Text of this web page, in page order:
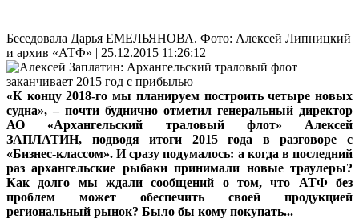
Беседовала Дарья ЕМЕЛЬЯНОВА. Фото: Алексей Липницкий
и архив «АТФ» | 25.12.2015 11:26:12
«К концу 2018-го мы планируем построить четыре новых
судна», – почти буднично отметил генеральный директор
АО «Архангельский траловый флот» Алексей
ЗАПЛАТИН, подводя итоги 2015 года в разговоре с
«Бизнес-классом». И сразу подумалось: а когда в последний
раз архангельские рыбаки принимали новые траулеры?
Как долго мы ждали сообщений о том, что АТФ без
проблем может обеспечить своей продукцией
региональный рынок? Было бы кому покупать...